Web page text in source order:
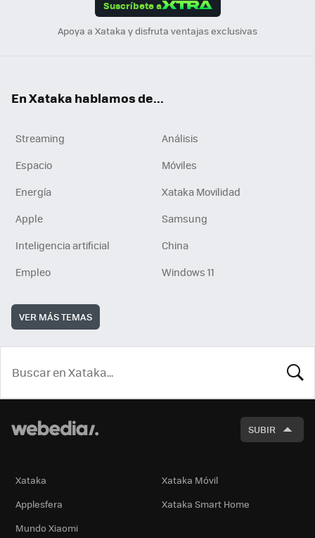
Suscríbete a
Apoya a Xataka y disfruta ventajas exclusivas
En Xataka hablamos de...
Streaming
Análisis
Espacio
Móviles
Energía
Xataka Movilidad
Apple
Samsung
Inteligencia artificial
China
Empleo
Windows 11
VER MÁS TEMAS
SUBIR
Xataka
Xataka Móvil
Applesfera
Xataka Smart Home
Mundo Xiaomi